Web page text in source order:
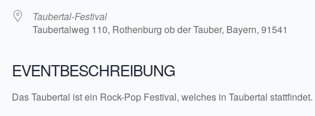
Taubertal-Festival
Taubertalweg 110, Rothenburg ob der Tauber, Bayern, 91541
EVENTBESCHREIBUNG
Das Taubertal ist ein Rock-Pop Festival, welches in Taubertal stattfindet.